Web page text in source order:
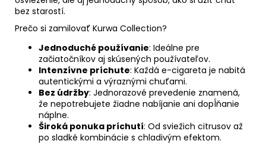
bez starostí.
Prečo si zamilovať Kurwa Collection?
Jednoduché používanie: Ideálne pre
začiatočníkov aj skúsených používateľov.
Intenzívne príchute: Každá e-cigareta je nabitá
autentickými a výraznými chuťami.
Bez údržby: Jednorazové prevedenie znamená,
že nepotrebujete žiadne nabíjanie ani dopĺňanie
náplne.
Široká ponuka príchutí: Od sviežich citrusov až
po sladké kombinácie s chladivým efektom.